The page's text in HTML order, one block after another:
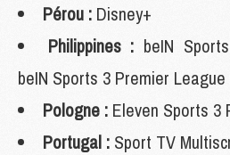
Pérou : Disney+
Philippines : beIN
beIN Sports 3 Premier League
Pologne : Eleven Sports 3
Portugal : Sport TV